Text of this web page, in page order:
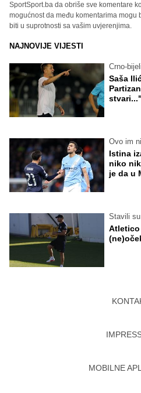
SportSport.ba da obriše sve komentare
mogućnost da među komentarima mogu
biti u suprotnosti sa vašim uvjerenjima.
NAJNOVIJE VIJESTI
Crno-
Saša
stvari..."
Ovo im
Istina
niko
je da u
Stavili
MOBILNE